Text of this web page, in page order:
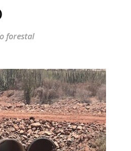
forestal